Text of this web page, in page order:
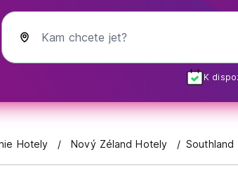
Kam chcete jet?
K
Hotely Nový Zéland Hotely Southland